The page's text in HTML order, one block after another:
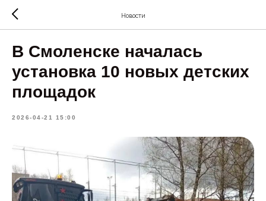
Новости
В Смоленске началась
установка 10 новых детских
площадок
2026-04-21 15:00